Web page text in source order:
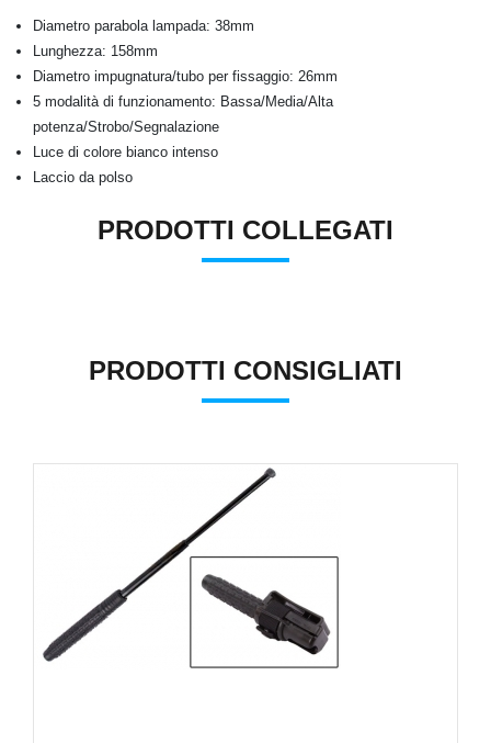
Diametro parabola lampada: 38mm
Lunghezza: 158mm
Diametro impugnatura/tubo per fissaggio: 26mm
5 modalità di funzionamento: Bassa/Media/Alta
potenza/Strobo/Segnalazione
Luce di colore bianco intenso
Laccio da polso
PRODOTTI COLLEGATI
PRODOTTI CONSIGLIATI